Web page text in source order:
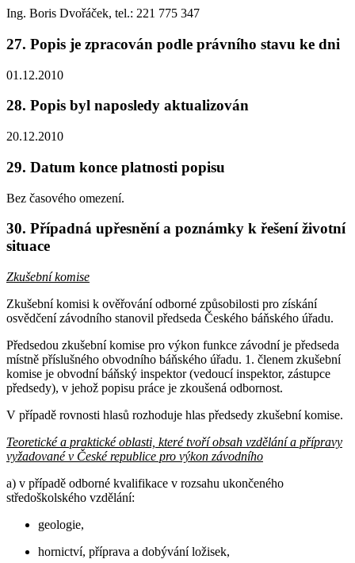
Ing. Boris Dvořáček, tel.: 221 775 347
27. Popis je zpracován podle právního stavu ke dni
01.12.2010
28. Popis byl naposledy aktualizován
20.12.2010
29. Datum konce platnosti popisu
Bez časového omezení.
30. Případná upřesnění a poznámky k řešení životní
situace
Zkušební komise
Zkušební komisi k ověřování odborné způsobilosti pro získání
osvědčení závodního stanovil předseda Českého báňského úřadu.
Předsedou zkušební komise pro výkon funkce závodní je předseda
místně příslušného obvodního báňského úřadu. 1. členem zkušební
komise je obvodní báňský inspektor (vedoucí inspektor, zástupce
předsedy), v jehož popisu práce je zkoušená odbornost.
V případě rovnosti hlasů rozhoduje hlas předsedy zkušební komise.
Teoretické a praktické oblasti, které tvoří obsah vzdělání a přípravy
vyžadované v České republice pro výkon závodního
a) v případě odborné kvalifikace v rozsahu ukončeného
středoškolského vzdělání:
geologie,
hornictví, příprava a dobývání ložisek,